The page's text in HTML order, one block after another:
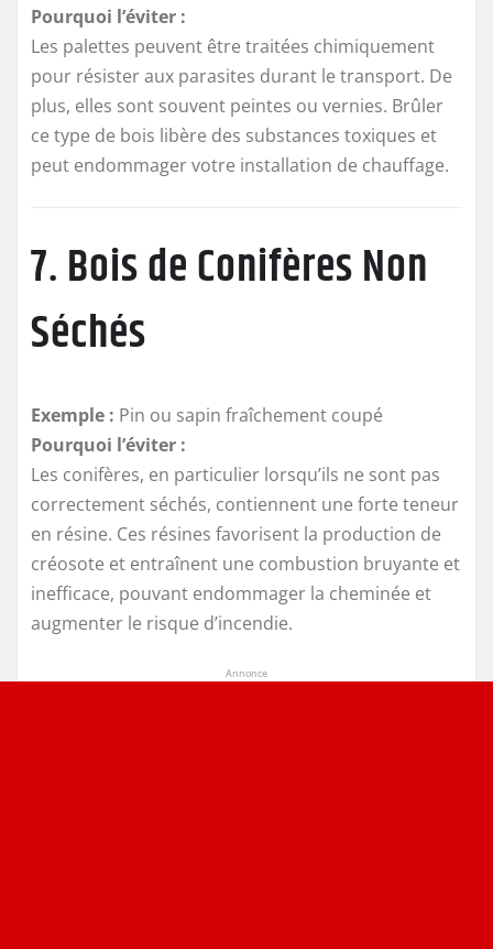
Pourquoi l’éviter :
Les palettes peuvent être traitées chimiquement
pour résister aux parasites durant le transport. De
plus, elles sont souvent peintes ou vernies. Brûler
ce type de bois libère des substances toxiques et
peut endommager votre installation de chauffage.
7. Bois de Conifères Non
Séchés
Exemple : Pin ou sapin fraîchement coupé
Pourquoi l’éviter :
Les conifères, en particulier lorsqu’ils ne sont pas
correctement séchés, contiennent une forte teneur
en résine. Ces résines favorisent la production de
créosote et entraînent une combustion bruyante et
inefficace, pouvant endommager la cheminée et
augmenter le risque d’incendie.
Annonce